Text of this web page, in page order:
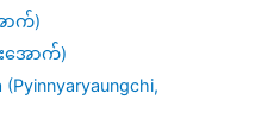
ာက်)
အောက်)
(Pyinnyaryaungchi,